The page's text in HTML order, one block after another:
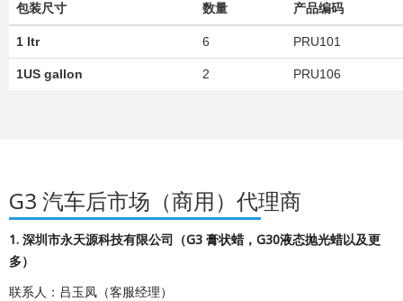
包装尺寸 数量 产品编码
1 ltr 6 PRU101
1US gallon 2 PRU106
​​​​​​​G3 汽车后市场（商用）代理商
1. 深圳市永天源科技有限公司（G3 膏状蜡，G30液态抛光蜡以及更
多）
联系人：吕玉凤（客服经理）